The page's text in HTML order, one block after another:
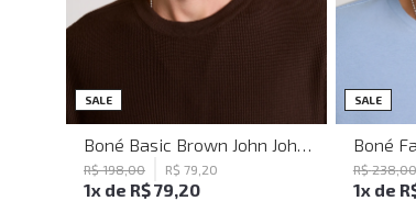
SALE
R$ 198,00 R$ 79 20
1x de R$79,20
SALE
R$ 238,00
1x de